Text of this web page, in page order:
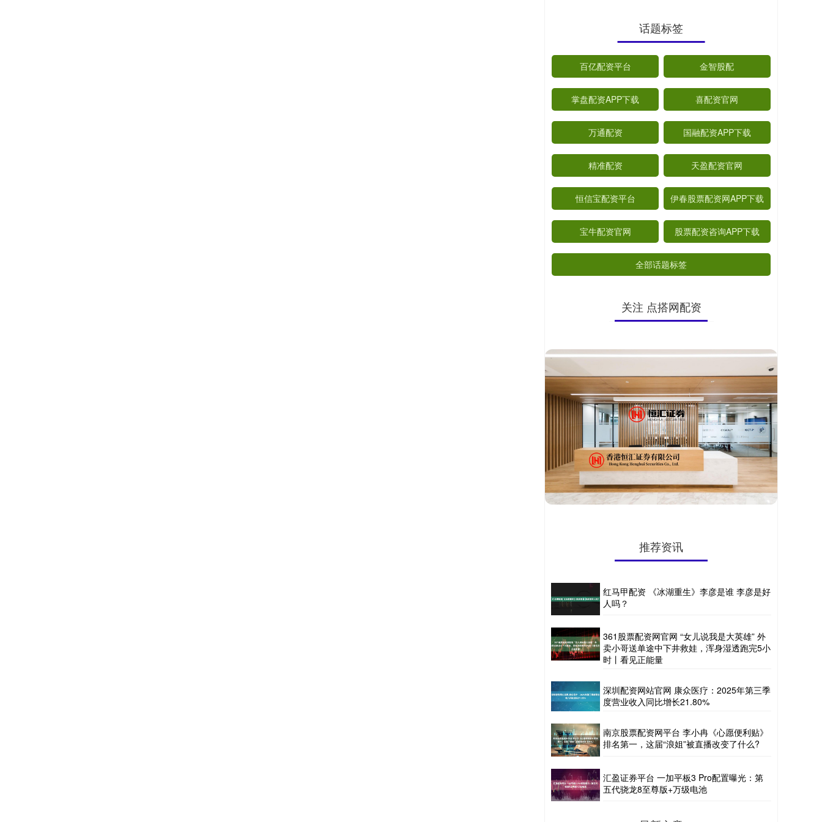
话题标签
百亿配资平台 金智股配
掌盘配资APP下载 喜配资官网
万通配资 国融配资APP下载
精准配资 天盈配资官网
恒信宝配资平台 伊春股票配资网APP下载
宝牛配资官网 股票配资咨询APP下载
全部话题标签
关注 点搭网配资
推荐资讯
红马甲配资 《冰湖重生》李彦是谁 李彦是好
人吗？
361股票配资网官网 “女儿说我是大英雄” 外
卖小哥送单途中下井救娃，浑身湿透跑完5小
时丨看见正能量
深圳配资网站官网 康众医疗：2025年第三季
度营业收入同比增长21.80%
南京股票配资网平台 李小冉《心愿便利贴》
排名第一，这届“浪姐”被直播改变了什么?
汇盈证券平台 一加平板3 Pro配置曝光：第
五代骁龙8至尊版+万级电池